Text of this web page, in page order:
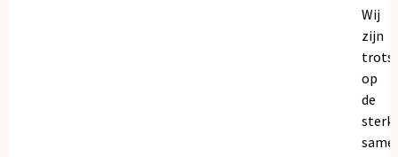
Wij
zijn
trots
op
de